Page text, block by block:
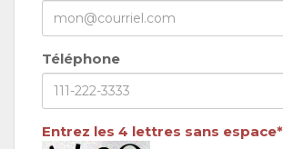
Téléphone
Entrez les 4 lettres sans espace*